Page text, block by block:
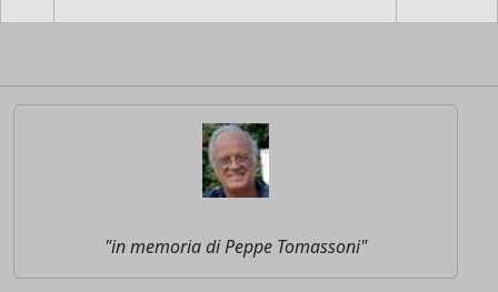
"in memoria di Peppe Tomassoni"